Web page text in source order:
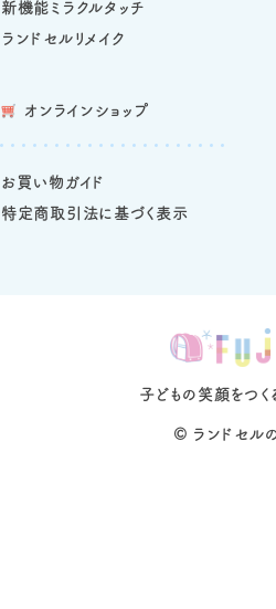
新機能ミラクルタッチ
ランドセルリメイク
オンラインショップ
お買い物ガイド
特定商取引法に基づく表示
子どもの笑顔をつく
© ランドセル